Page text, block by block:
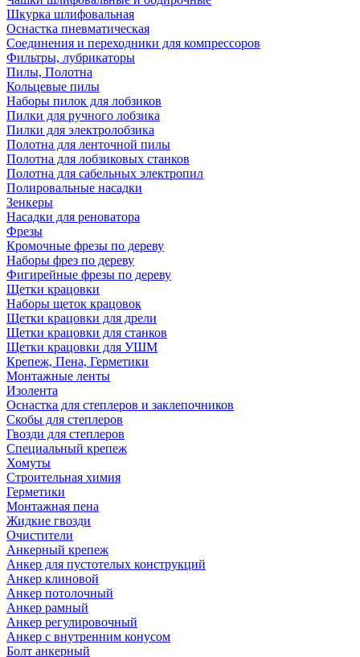
Шкурка шлифовальная
Оснастка пневматическая
Соединения и переходники для компрессоров
Фильтры, лубрикаторы
Пилы, Полотна
Кольцевые пилы
Наборы пилок для лобзиков
Пилки для ручного лобзика
Пилки для электролобзика
Полотна для ленточной пилы
Полотна для лобзиковых станков
Полотна для сабельных электропил
Полировальные насадки
Зенкеры
Насадки для реноватора
Фрезы
Кромочные фрезы по дереву
Наборы фрез по дереву
Фигирейные фрезы по дереву
Щетки крацовки
Наборы щеток крацовок
Щетки крацовки для дрели
Щетки крацовки для станков
Щетки крацовки для УШМ
Крепеж, Пена, Герметики
Монтажные ленты
Изолента
Оснастка для степлеров и заклепочников
Скобы для степлеров
Гвозди для степлеров
Специальный крепеж
Хомуты
Строительная химия
Герметики
Монтажная пена
Жидкие гвозди
Очистители
Анкерный крепеж
Анкер для пустотелых конструкций
Анкер клиновой
Анкер потолочный
Анкер рамный
Анкер регулировочный
Анкер с внутренним конусом
Болт анкерный